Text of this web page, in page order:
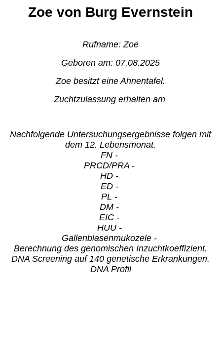
Zoe von Burg Evernstein
Rufname: Zoe
Geboren am: 07.08.2025
Zoe besitzt eine Ahnentafel.
Zuchtzulassung erhalten am
Nachfolgende Untersuchungsergebnisse folgen mit
dem 12. Lebensmonat.
FN -
PRCD/PRA -
HD -
ED -
PL -
DM -
EIC -
HUU -
Gallenblasenmukozele -
Berechnung des genomischen Inzuchtkoeffizient.
DNA Screening auf 140 genetische Erkrankungen.
DNA Profil